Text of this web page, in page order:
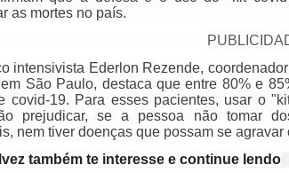
as mortes no país.
intensivista Ederlon Rezende,
em São Paulo, destaca que entre 80% e
covid-19. Para esses pacientes, usar o
prejudicar, se a pessoa não tomar
nem tiver doenças que possam se
também te interesse e continue lendo